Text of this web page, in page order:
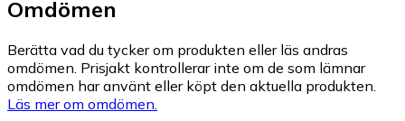
Omdömen
Berätta vad du tycker om produkten eller läs andras
omdömen. Prisjakt kontrollerar inte om de som lämnar
omdömen har använt eller köpt den aktuella produkten.
Läs mer om omdömen.